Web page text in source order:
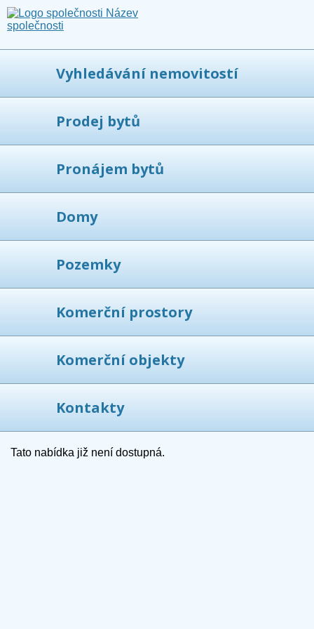
Vyhledávání nemovitostí
Prodej bytů
Pronájem bytů
Domy
Pozemky
Komerční prostory
Komerční objekty
Kontakty
Tato nabídka již není dostupná.